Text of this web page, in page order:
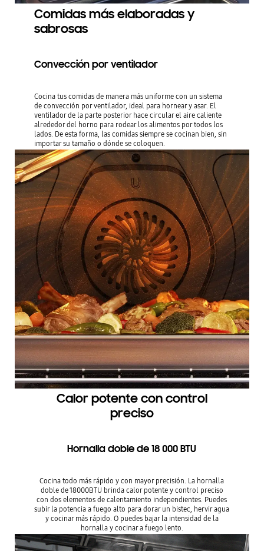
Comidas más elaboradas y
sabrosas
Convección por ventilador
Cocina tus comidas de manera más uniforme con un sistema
de convección por ventilador, ideal para hornear y asar. El
ventilador de la parte posterior hace circular el aire caliente
alrededor del horno para rodear los alimentos por todos los
lados. De esta forma, las comidas siempre se cocinan bien, sin
importar su tamaño o dónde se coloquen.
Calor potente con control
preciso
Hornalla doble de 18 000 BTU
Cocina todo más rápido y con mayor precisión. La hornalla
doble de 18000BTU brinda calor potente y control preciso
con dos elementos de calentamiento independientes. Puedes
subir la potencia a fuego alto para dorar un bistec, hervir agua
y cocinar más rápido. O puedes bajar la intensidad de la
hornalla y cocinar a fuego lento.